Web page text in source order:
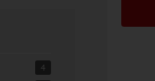
4